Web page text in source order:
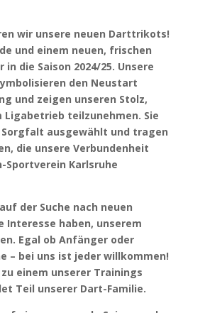
wir unsere neuen Darttrikots!
und einem neuen, frischen
die Saison 2024/25. Unsere
den Neustart
und zeigen unseren Stolz,
teilzunehmen. Sie
ausgewählt und tragen
die unsere Verbundenheit
Sportverein Karlsruhe
der Suche nach neuen
Interesse haben, unserem
Egal ob Anfänger oder
– bei uns ist jeder willkommen!
einem unserer Trainings
Teil unserer Dart-Familie.